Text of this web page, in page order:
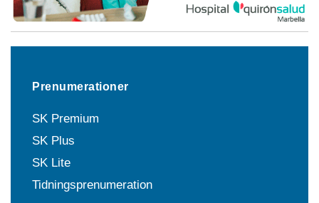
Prenumerationer
SK Premium
SK Plus
SK Lite
Tidningsprenumeration